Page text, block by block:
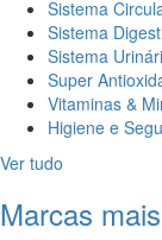
Sistema
Sistema
Sistema
Super
Vitaminas &
Higiene e
Ver tudo
Marcas